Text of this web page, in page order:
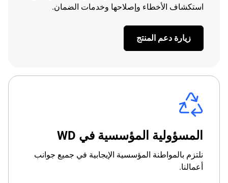
استكشاف الأخطاء وإصلاحها وخدمات الضمان.
زيارة دعم المنتج
المسؤولية المؤسسية في WD
نلتزم بالمواطنة المؤسسية الإيجابية في جميع جوانب
أعمالنا.